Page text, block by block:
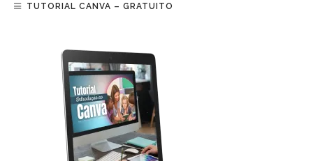
TUTORIAL CANVA – GRATUITO